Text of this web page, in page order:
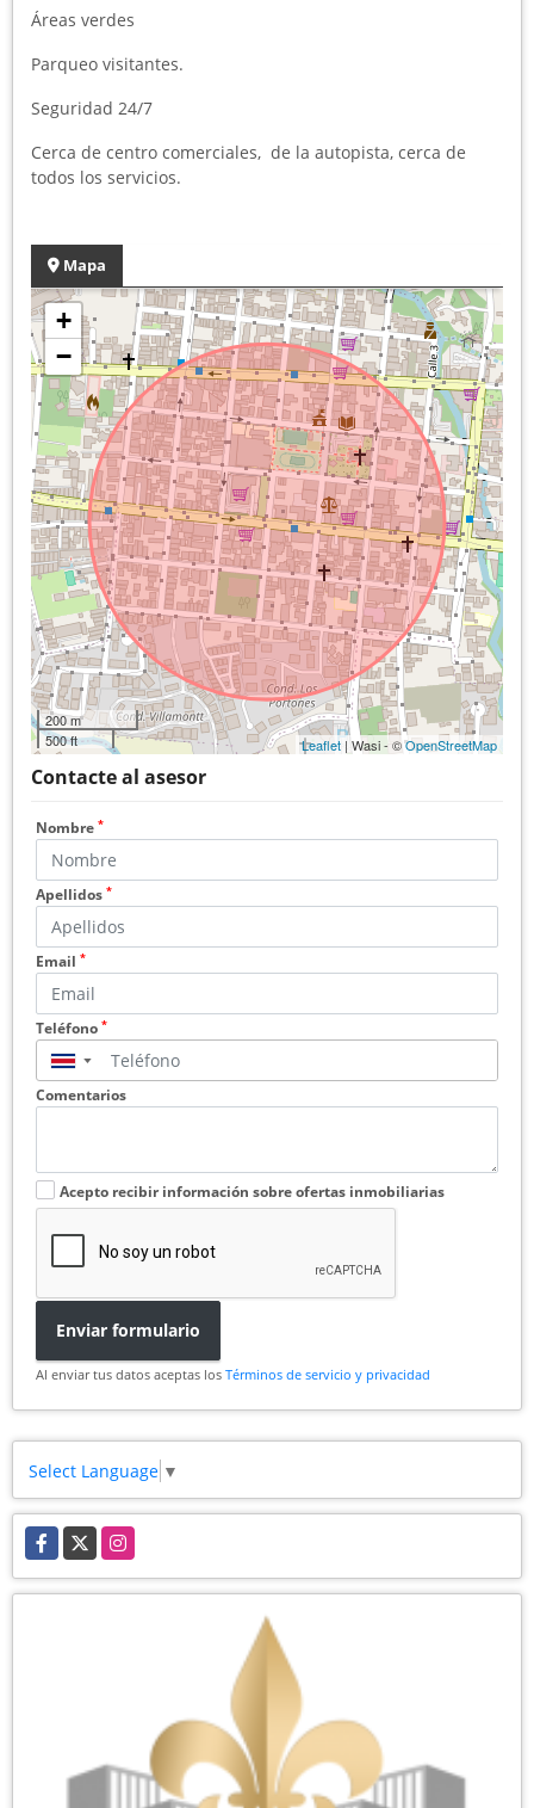
Áreas verdes
Parqueo visitantes.
Seguridad 24/7
Cerca de centro comerciales, de la autopista, cerca de
todos los servicios.
Mapa
+
−
200 m
500 ft
Leaflet | Wasi - ©OpenStreetMap
Contacte al asesor
Nombre *
Apellidos *
Email *
Teléfono *
▼
Comentarios
Acepto recibir información sobre ofertas inmobiliarias
Enviar formulario
Al enviar tus datos aceptas los Términos de servicio y privacidad
Select Language ▼
Facebook
X Instagram